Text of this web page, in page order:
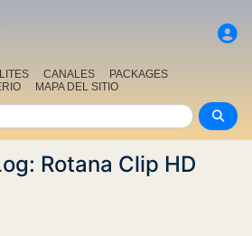
CANALES
PACKAGES
MAPA DEL SITIO
Rotana Clip HD